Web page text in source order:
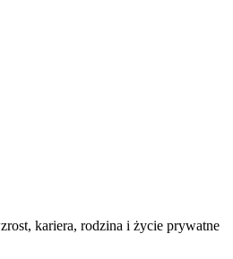
kariera, rodzina i życie prywatne